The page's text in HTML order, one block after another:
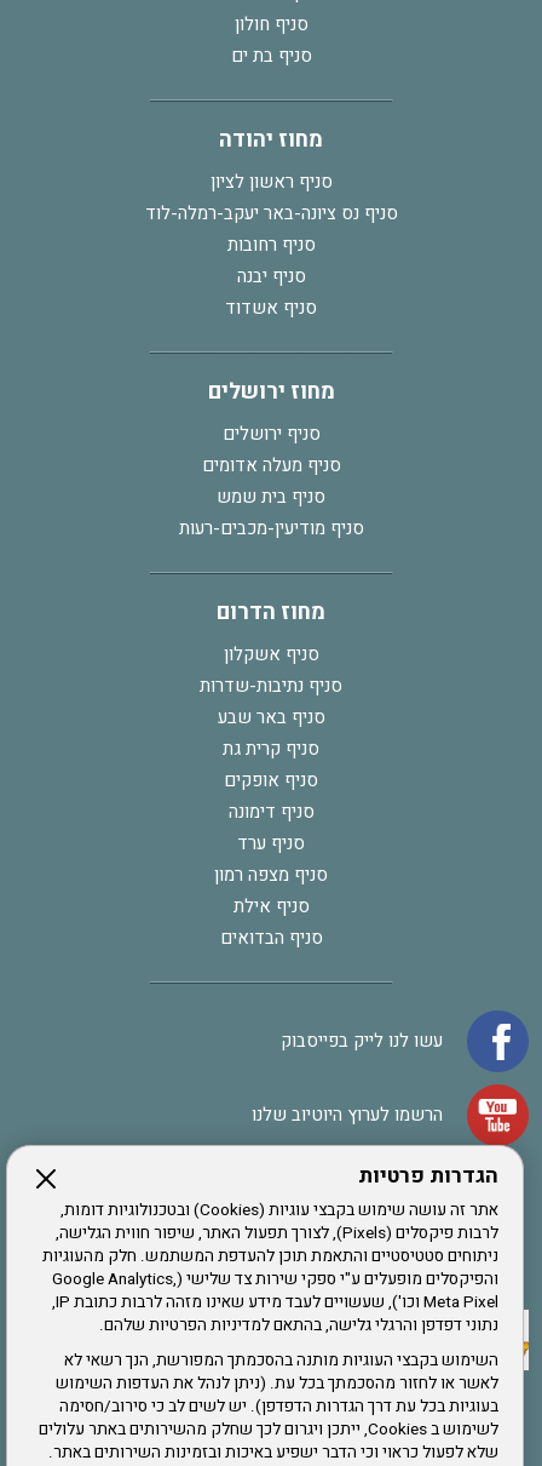
הגדרות פרטיות
אתר זה עושה שימוש בקבצי עוגיות (Cookies) ובטכנולוגיות דומות,
לרבות פיקסלים (Pixels), לצורך תפעול האתר, שיפור חווית הגלישה,
ניתוחים סטטיסטיים והתאמת תוכן להעדפת המשתמש. חלק מהעוגיות
והפיקסלים מופעלים ע"י ספקי שירות צד שלישי (Google Analytics,
Meta Pixel וכו'), שעשויים לעבד מידע שאינו מזהה לרבות כתובת IP,
נתוני דפדפן והרגלי גלישה, בהתאם למדיניות הפרטיות שלהם.
השימוש בקבצי העוגיות מותנה בהסכמתך המפורשת, הנך רשאי לא
לאשר או לחזור מהסכמתך בכל עת. (ניתן לנהל את העדפות השימוש
בעוגיות בכל עת דרך הגדרות הדפדפן). יש לשים לב כי סירוב/חסימה
לשימוש ב Cookies, ייתכן ויגרום לכך שחלק מהשירותים באתר עלולים
שלא לפעול כראוי וכי הדבר ישפיע באיכות ובזמינות השירותים באתר.
סניף חולון
סניף בת ים
מחוז יהודה
סניף ראשון לציון
סניף נס ציונה-באר יעקב-רמלה-לוד
סניף רחובות
סניף יבנה
סניף אשדוד
מחוז ירושלים
סניף ירושלים
סניף מעלה אדומים
סניף בית שמש
סניף מודיעין-מכבים-רעות
מחוז הדרום
סניף אשקלון
סניף נתיבות-שדרות
סניף באר שבע
סניף קרית גת
סניף אופקים
סניף דימונה
סניף ערד
סניף מצפה רמון
סניף אילת
סניף הבדואים
עשו לנו לייק בפייסבוק
הרשמו לערוץ היוטיוב שלנו
אתר צה"ל
תקנון האתר
שירותים